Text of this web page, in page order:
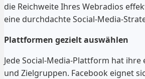
die Reichweite Ihres Webradios
eine durchdachte Social-Media-
Plattformen gezielt auswählen
Jede Social-Media-Plattform hat ihre
und Zielgruppen. Facebook eignet